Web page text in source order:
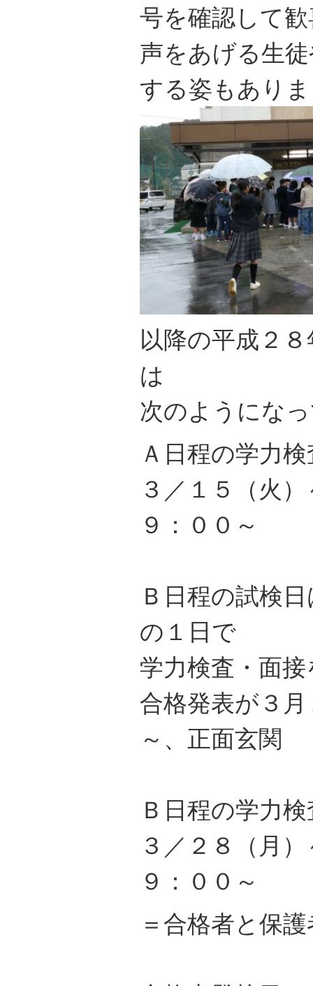
号を確認して
声をあげる生
する姿もあり
以降の平成２
は
次のようにな
Ａ日程の学力
３／１５（火
９：００～
Ｂ日程の試検
の１日で
学力検査・面
合格発表が３
～、正面玄関
Ｂ日程の学力
３／２８（月
９：００～
＝合格者と保